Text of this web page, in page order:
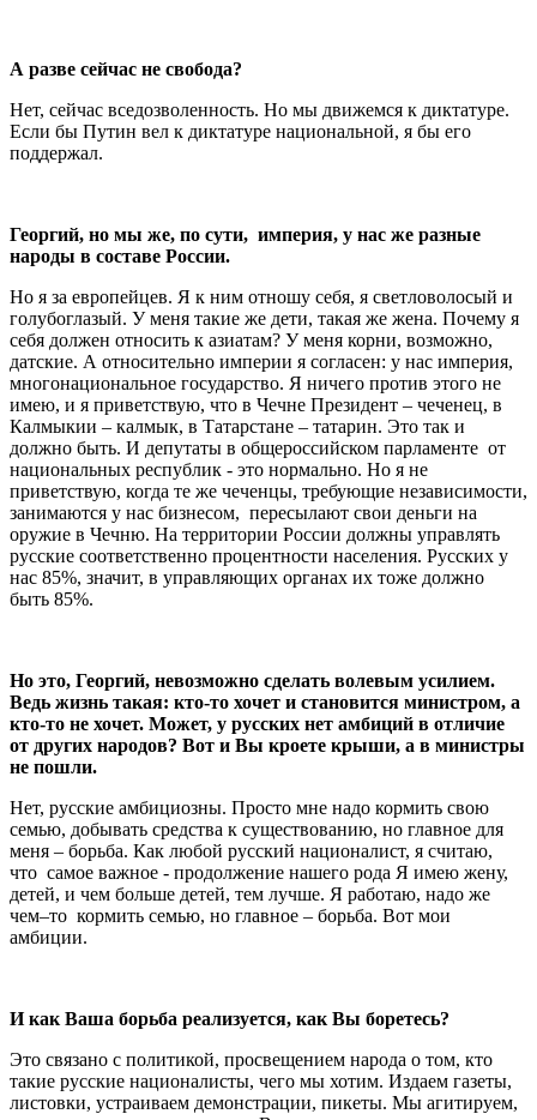
А разве сейчас не свобода?
Нет, сейчас вседозволенность. Но мы движемся к диктатуре.
Если бы Путин вел к диктатуре национальной, я бы его
поддержал.
Георгий, но мы же, по сути, империя, у нас же разные
народы в составе России.
Но я за европейцев. Я к ним отношу себя, я светловолосый и
голубоглазый. У меня такие же дети, такая же жена. Почему я
себя должен относить к азиатам? У меня корни, возможно,
датские. А относительно империи я согласен: у нас империя,
многонациональное государство. Я ничего против этого не
имею, и я приветствую, что в Чечне Президент – чеченец, в
Калмыкии – калмык, в Татарстане – татарин. Это так и
должно быть. И депутаты в общероссийском парламенте от
национальных республик - это нормально. Но я не
приветствую, когда те же чеченцы, требующие независимости,
занимаются у нас бизнесом, пересылают свои деньги на
оружие в Чечню. На территории России должны управлять
русские соответственно процентности населения. Русских у
нас 85%, значит, в управляющих органах их тоже должно
быть 85%.
Но это, Георгий, невозможно сделать волевым усилием.
Ведь жизнь такая: кто-то хочет и становится министром, а
кто-то не хочет. Может, у русских нет амбиций в отличие
от других народов? Вот и Вы кроете крыши, а в министры
не пошли.
Нет, русские амбициозны. Просто мне надо кормить свою
семью, добывать средства к существованию, но главное для
меня – борьба. Как любой русский националист, я считаю,
что самое важное - продолжение нашего рода Я имею жену,
детей, и чем больше детей, тем лучше. Я работаю, надо же
чем–то кормить семью, но главное – борьба. Вот мои
амбиции.
И как Ваша борьба реализуется, как Вы боретесь?
Это связано с политикой, просвещением народа о том, кто
такие русские националисты, чего мы хотим. Издаем газеты,
листовки, устраиваем демонстрации, пикеты. Мы агитируем,